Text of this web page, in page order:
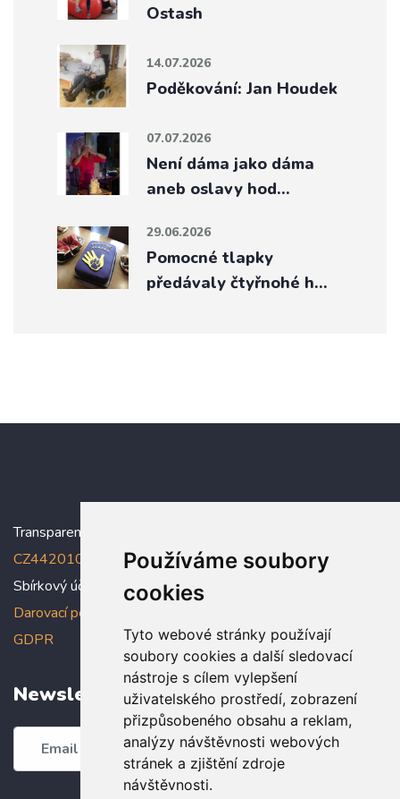
Používáme soubory
cookies
Tyto webové stránky používají
soubory cookies a další sledovací
nástroje s cílem vylepšení
uživatelského prostředí, zobrazení
přizpůsobeného obsahu a reklam,
analýzy návštěvnosti webových
stránek a zjištění zdroje
návštěvnosti.
Ostash
14.07.2026
Poděkování: Jan Houdek
07.07.2026
Není dáma jako dáma
aneb oslavy hod…
29.06.2026
Pomocné tlapky
předávaly čtyřnohé h…
Transparentní účet:
CZ4420100000005005005006
Sbírkový účet: 5005005022/2010
Darovací podmínky
GDPR
Newsletter
Odebírat